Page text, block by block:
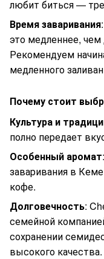
любит биться —
Время заваривания
это медленнее,
Рекомендуем
медленного
Почему стоит
Культура и
полно передает
Особенный аромат
заваривания в
кофе.
Долговечность:
семейной
сохранении
высокого качества.